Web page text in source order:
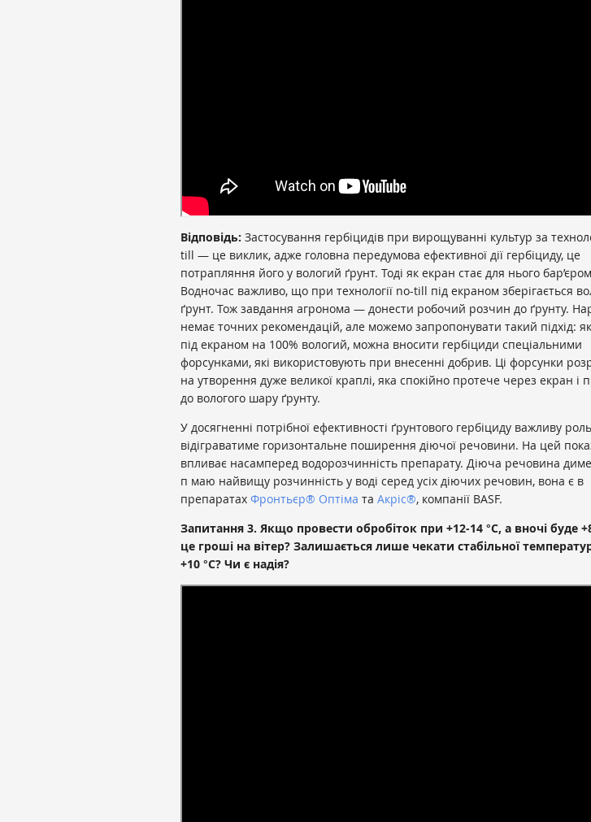
Відповідь: Застосування гербіцидів при вирощуванні культур за
till — це виклик, адже головна передумова ефективної дії гербіциду, це
потрапляння його у вологий ґрунт. Тоді як екран стає для нього
Водночас важливо, що при технології no-till під екраном зберігається
ґрунт. Тож завдання агронома — донести робочий розчин до ґрунту.
немає точних рекомендацій, але можемо запропонувати такий підхід:
під екраном на 100% вологий, можна вносити гербіциди спеціальними
форсунками, які використовують при внесенні добрив. Ці форсунки
на утворення дуже великої краплі, яка спокійно протече через екран і
до вологого шару ґрунту.
У досягненні потрібної ефективності ґрунтового гербіциду важливу роль
відіграватиме горизонтальне поширення діючої речовини. На цей
впливає насамперед водорозчинність препарату. Діюча речовина
п маю найвищу розчинність у воді серед усіх діючих речовин, вона є в
препаратах Фронтьєр® Оптіма та Акріс®, компанії BASF.
Запитання 3. Якщо провести обробіток при +12-14 °C, а вночі буде
це гроші на вітер? Залишається лише чекати стабільної
+10 °C? Чи є надія?